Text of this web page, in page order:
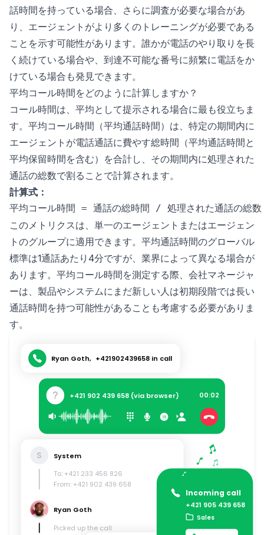
話時間を持っている場合、さらに調査が必要な場合があ
り、エージェントがより多くのトレーニングが必要である
ことを示す可能性があります。誰かが電話のやり取りを長
く続けている場合や、到達不可能な番号に頻繁に電話をか
けている場合も発見できます。
平均コール時間をどのように計算しますか？
コール時間は、平均として提示される場合に最も役立ちま
す。平均コール時間（平均通話時間）は、特定の期間内に
エージェントが電話通話に費やす総時間（平均通話時間と
平均保留時間を含む）を合計し、その期間内に処理された
通話の総数で割ることで計算されます。
計算式：
このメトリクスは、単一のエージェントまたはエージェン
トのグループに適用できます。平均通話時間のグローバル
標準は1通話あたり4分ですが、業界によって異なる場合が
あります。平均コール時間を測定する際、会社マネージャ
ーは、製品やシステムにまだ新しい人は初期段階では長い
通話時間を持つ可能性があることも考慮する必要がありま
す。